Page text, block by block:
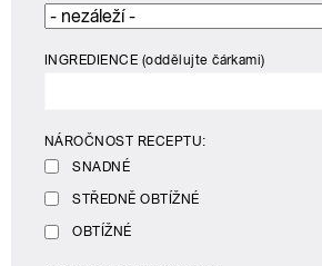
INGREDIENCE (oddělujte čárkami)
NÁROČNOST RECEPTU:
SNADNÉ
STŘEDNĚ OBTÍŽNÉ
OBTÍŽNÉ